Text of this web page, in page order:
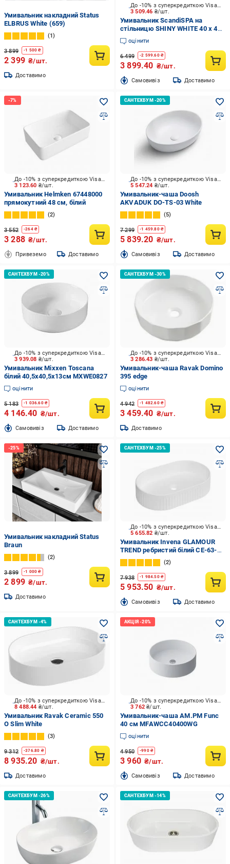
Умивальник накладний Status
ELBRUS White (659)
1
3 899 -1 500 ₴
2 399 ₴/шт.
Доставимо
3 509.46 ₴/шт.
До -10% з суперкредиткою Visa Вигода
Умивальник ScandiSPA на
стільницю SHINY WHITE 40 x 40
x 15.5
оцінити
6 499 -2 599.60₴
3 899.40 ₴/шт.
Cамовивіз Доставимо
3 123.60 ₴/шт.
До -10% з суперкредиткою Visa Вигода
Умивальник Helmken 67448000
прямокутний 48 см, білий
2
3 552 -264₴
3 288 ₴/шт.
Привеземо Доставимо
5 547.24 ₴/шт.
До -10% з суперкредиткою Visa Вигода
Умивальник-чаша Doosh
AKVADUK DO-TS-03 White
5
7 299 -1 459.80₴
5 839.20 ₴/шт.
Cамовивіз Доставимо
3 939.08 ₴/шт.
До -10% з суперкредиткою Visa Вигода
Умивальник Mixxen Toscana
білий 40,5x40,5x13см MXWE0827
оцінити
5 183 -1 036.60₴
4 146.40 ₴/шт.
Cамовивіз Доставимо
3 286.43 ₴/шт.
До -10% з суперкредиткою Visa Вигода
Умивальник-чаша Ravak Domino
395 edge
оцінити
4 942 -1 482.60₴
3 459.40 ₴/шт.
Доставимо
Умивальник накладний Status
Braun
2
3 899 -1 000 ₴
2 899 ₴/шт.
Доставимо
5 655.82 ₴/шт.
До -10% з суперкредиткою Visa Вигода
Умивальник Invena GLAMOUR
TREND ребристий білий CE-63-
W01
2
7 938 -1 984.50₴
5 953.50 ₴/шт.
Cамовивіз Доставимо
8 488.44 ₴/шт.
До -10% з суперкредиткою Visa Вигода
Умивальник Ravak Ceramic 550
O Slim White
3
9 312 -376.80 ₴
8 935.20 ₴/шт.
Доставимо
3 762₴/шт.
До -10% з суперкредиткою Visa Вигода
Умивальник-чаша AM.PM Func
40 см MFAWCC40400WG
оцінити
4 950 -990₴
3 960 ₴/шт.
Cамовивіз Доставимо